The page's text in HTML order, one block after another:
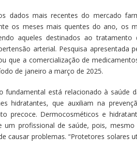
dados mais recentes do mercado
os meses mais quentes do ano, os
aqueles destinados ao tratamento
arterial. Pesquisa apresentada
que a comercialização de
de janeiro a março de 2025.
fundamental está relacionado à saúde
hidratantes, que auxiliam na
precoce. Dermocosméticos e
um profissional de saúde, pois,
causar problemas. “Protetores solares